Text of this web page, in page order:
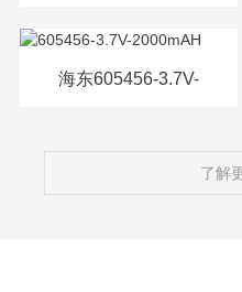
海东605456-3.7V-
了解